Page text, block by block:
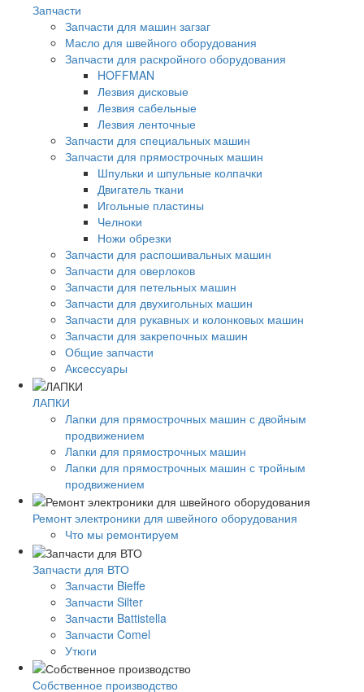
Запчасти
Запчасти для машин загзаг
Масло для швейного оборудования
Запчасти для раскройного оборудования
HOFFMAN
Лезвия дисковые
Лезвия сабельные
Лезвия ленточные
Запчасти для специальных машин
Запчасти для прямострочных машин
Шпульки и шпульные колпачки
Двигатель ткани
Игольные пластины
Челноки
Ножи обрезки
Запчасти для распошивальных машин
Запчасти для оверлоков
Запчасти для петельных машин
Запчасти для двухигольных машин
Запчасти для рукавных и колонковых машин
Запчасти для закрепочных машин
Общие запчасти
Аксессуары
ЛАПКИ
Лапки для прямострочных машин с двойным
продвижением
Лапки для прямострочных машин
Лапки для прямострочных машин с тройным
продвижением
Ремонт электроники для швейного оборудования
Что мы ремонтируем
Запчасти для ВТО
Запчасти Bieffe
Запчасти Silter
Запчасти Battistella
Запчасти Comel
Утюги
Собственное производство